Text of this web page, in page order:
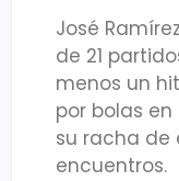
José
de 21
menos un
por bolas
su racha de
encuentros.